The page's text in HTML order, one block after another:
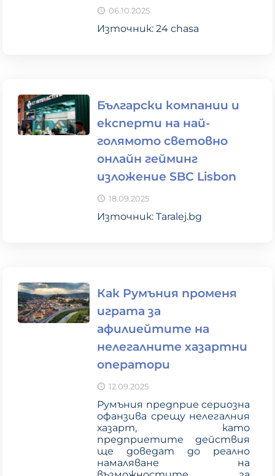
06.10.2025
Източник: 24 chasa
Български компании и
експерти на най-
голямото световно
онлайн гейминг
изложение SBC Lisbon
18.09.2025
Източник: Taralej.bg
Как Румъния променя
играта за
афилиейтите на
нелегалните хазартни
оператори
12.09.2025
Румъния предприе сериозна
офанзива срещу нелегалния
хазарт, като
предприетите действия
ще доведат до реално
намаляване на